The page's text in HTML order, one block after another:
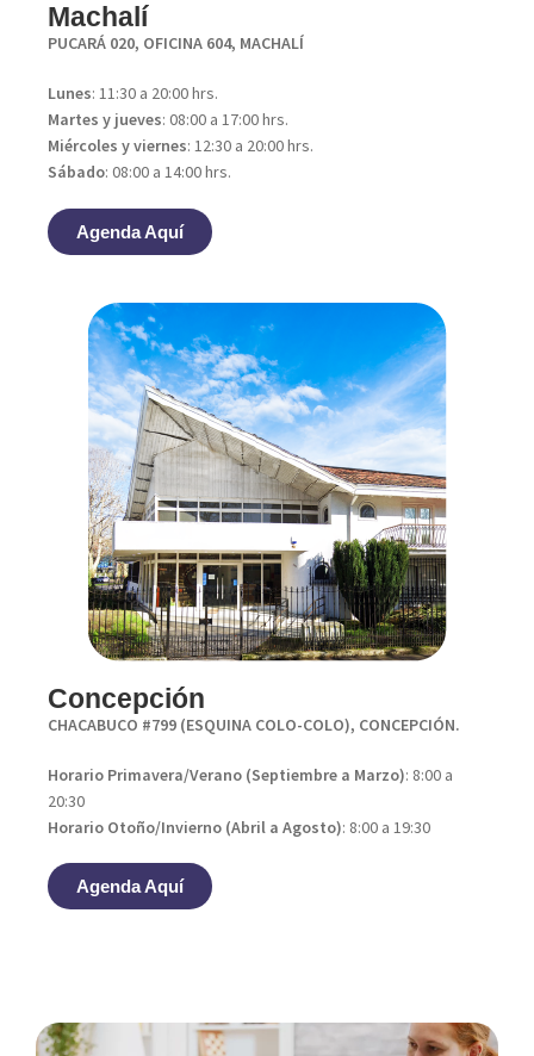
Machalí
PUCARÁ 020, OFICINA 604, MACHALÍ
Lunes: 11:30 a 20:00 hrs.
Martes y jueves: 08:00 a 17:00 hrs.
Miércoles y viernes: 12:30 a 20:00 hrs.
Sábado: 08:00 a 14:00 hrs.
Agenda Aquí
Concepción
CHACABUCO #799 (ESQUINA COLO-COLO), CONCEPCIÓN.
Horario Primavera/Verano (Septiembre a Marzo): 8:00 a
20:30
Horario Otoño/Invierno (Abril a Agosto): 8:00 a 19:30
Agenda Aquí